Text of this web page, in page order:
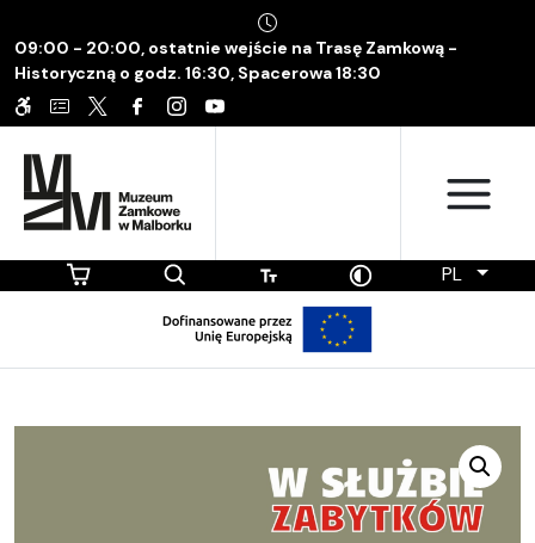
09:00 - 20:00, ostatnie wejście na Trasę Zamkową -
Historyczną o godz. 16:30, Spacerowa 18:30
PL